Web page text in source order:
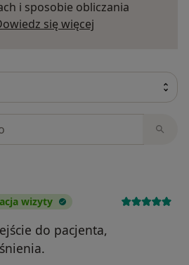
i sposobie obliczania
się więcej
wizyty
do pacjenta,